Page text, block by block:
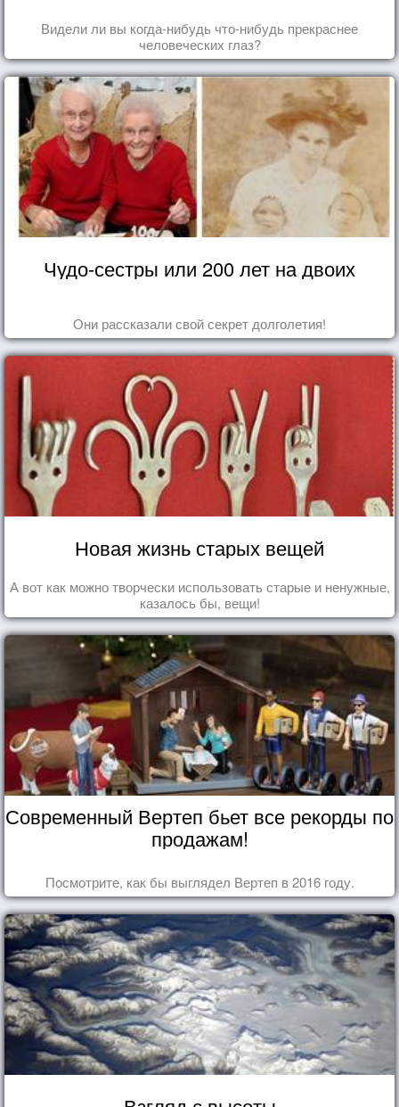
Видели ли вы когда-нибудь что-нибудь прекраснее
человеческих глаз?
Чудо-сестры или 200 лет на двоих
Они рассказали свой секрет долголетия!
Новая жизнь старых вещей
А вот как можно творчески использовать старые и ненужные,
казалось бы, вещи!
Современный Вертеп бьет все рекорды по
продажам!
Посмотрите, как бы выглядел Вертеп в 2016 году.